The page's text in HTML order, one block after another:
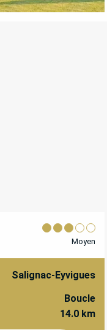
Moyen
Salignac-Eyvigues
Boucle
14.0 km